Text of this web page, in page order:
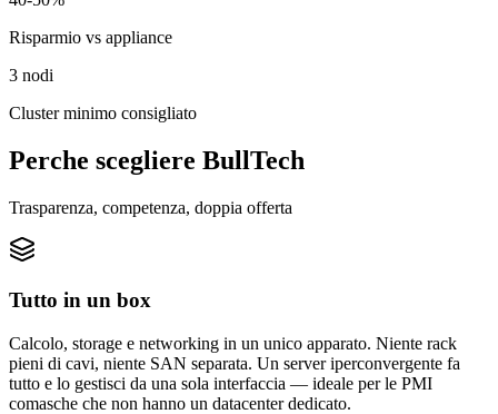
Risparmio vs appliance
3 nodi
Cluster minimo consigliato
Perche scegliere BullTech
Trasparenza, competenza, doppia offerta
Tutto in un box
Calcolo, storage e networking in un unico apparato. Niente rack
pieni di cavi, niente SAN separata. Un server iperconvergente fa
tutto e lo gestisci da una sola interfaccia — ideale per le PMI
comasche che non hanno un datacenter dedicato.